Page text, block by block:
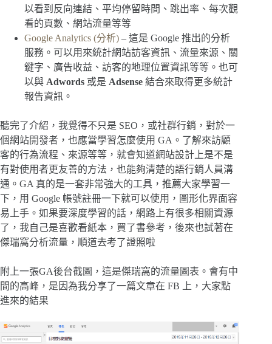
以看到反向連結、平均停留時間、跳出率、每次觀
看的頁數、網站流量等等
Google Analytics (分析) – 這是 Google 推出的分析
服務。可以用來統計網站訪客資訊、流量來源、關
鍵字、廣告收益、訪客的地理位置資訊等等。也可
以與 Adwords 或是 Adsense 結合來取得更多統計
報告資訊。
聽完了介紹，我覺得不只是 SEO，或社群行銷，對於一
個網站開發者，也應當學習怎麼使用 GA。了解來訪顧
客的行為流程、來源等等，就會知道網站設計上是不是
有對使用者更友善的方法，也能夠清楚的語行銷人員溝
通。GA 真的是一套非常強大的工具，推薦大家學習一
下，用 Google 帳號註冊一下就可以使用，圖形化界面容
易上手。如果要深度學習的話，網路上有很多相關資源
了，我自己是喜歡看紙本，買了書參考，後來也試著在
傑瑞窩分析流量，順道去考了證照啦
附上一張GA後台截圖，這是傑瑞窩的流量圖表。會有中
間的高峰，是因為我分享了一篇文章在 FB 上，大家點
進來的結果